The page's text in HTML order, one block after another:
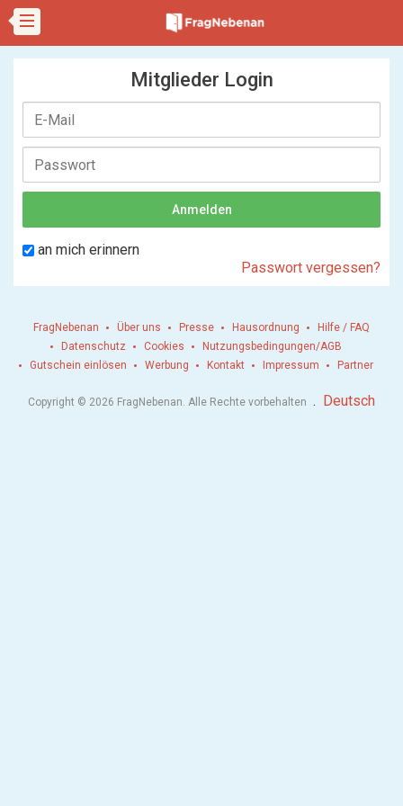
Mitglieder Login
an mich erinnern
Passwort vergessen?
FragNebenan Über uns Presse Hausordnung
Hilfe / FAQ
Datenschutz
Cookies
Nutzungsbedingungen/AGB
Gutschein einlösen
Werbung Kontakt Impressum Partner
Copyright © 2026 FragNebenan. Alle Rechte vorbehalten . Deutsch